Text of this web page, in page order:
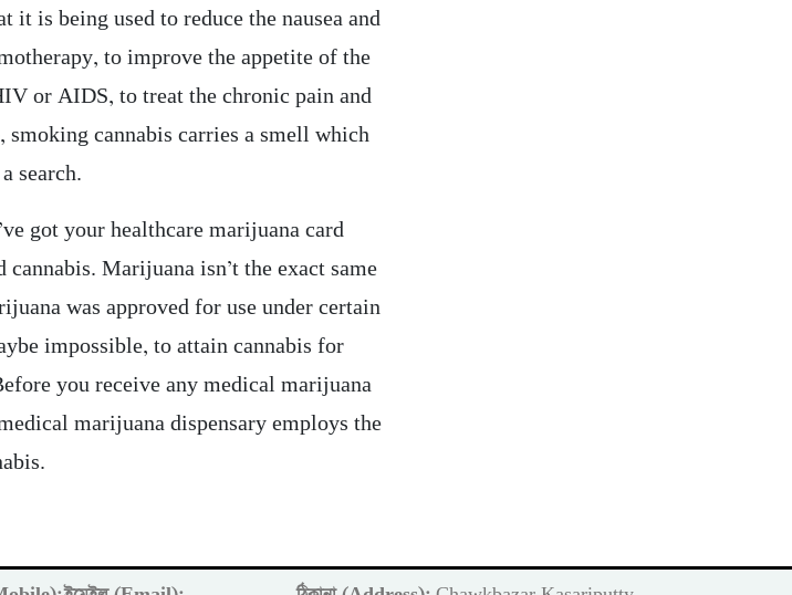
it is being used to reduce the nausea and
to improve the appetite of the
or AIDS, to treat the chronic pain and
smoking cannabis carries a smell which
search.
got your healthcare marijuana card
Marijuana isn’t the exact same
was approved for use under certain
impossible, to attain cannabis for
you receive any medical marijuana
marijuana dispensary employs the